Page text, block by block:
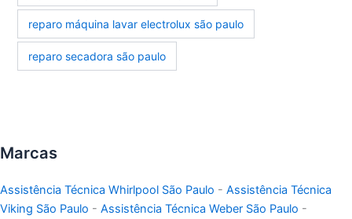
reparo máquina lavar electrolux são paulo
reparo secadora são paulo
Marcas
Assistência Técnica Whirlpool São Paulo - Assistência Técnica
Viking São Paulo - Assistência Técnica Weber São Paulo -